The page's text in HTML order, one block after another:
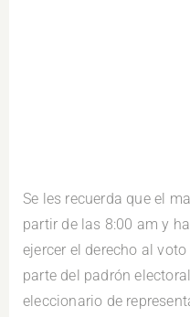
Se les recuerda que el
partir de las 8:00 am y
ejercer el derecho al
parte del padrón
eleccionario de